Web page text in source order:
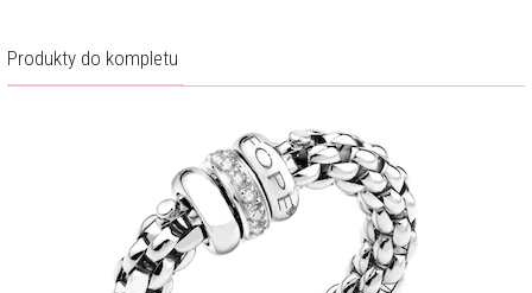
Produkty do kompletu